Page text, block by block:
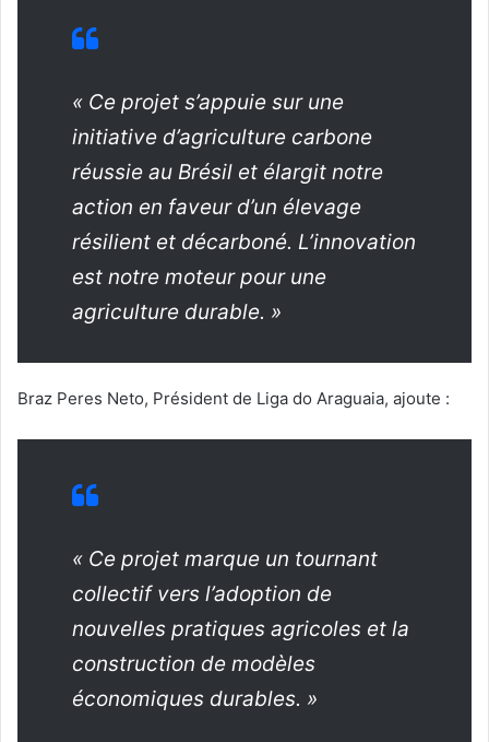
« Ce projet s’appuie sur une
initiative d’agriculture carbone
réussie au Brésil et élargit notre
action en faveur d’un élevage
résilient et décarboné. L’innovation
est notre moteur pour une
agriculture durable. »
Braz Peres Neto, Président de Liga do Araguaia, ajoute :
« Ce projet marque un tournant
collectif vers l’adoption de
nouvelles pratiques agricoles et la
construction de modèles
économiques durables. »